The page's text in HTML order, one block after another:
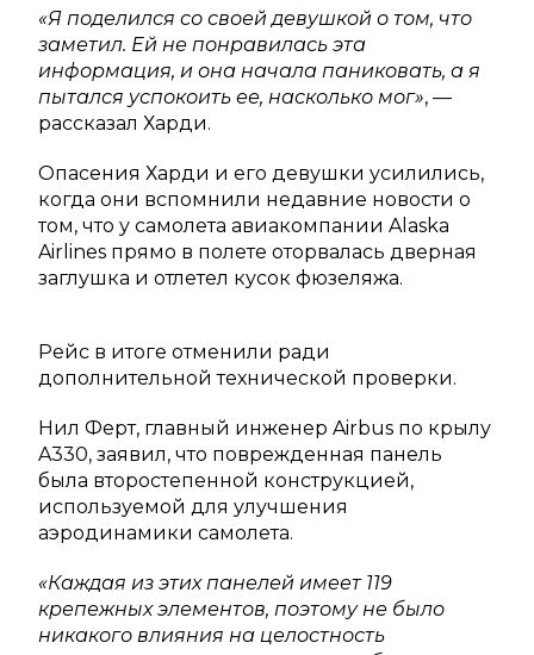
«Я поделился со своей девушкой о том, что
заметил. Ей не понравилась эта
информация, и она начала паниковать, а я
пытался успокоить ее, насколько мог», —
рассказал Харди.
Опасения Харди и его девушки усилились,
когда они вспомнили недавние новости о
том, что у самолета авиакомпании Alaska
Airlines прямо в полете оторвалась дверная
заглушка и отлетел кусок фюзеляжа.
Рейс в итоге отменили ради
дополнительной технической проверки.
Нил Ферт, главный инженер Airbus по крылу
A330, заявил, что поврежденная панель
была второстепенной конструкцией,
используемой для улучшения
аэродинамики самолета.
«Каждая из этих панелей имеет 119
крепежных элементов, поэтому не было
никакого влияния на целостность